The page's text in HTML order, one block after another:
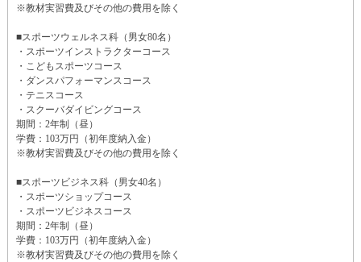
※教材実習費及びその他の費用を除く
■スポーツウェルネス科（男女80名）
・スポーツインストラクターコース
・こどもスポーツコース
・ダンスパフォーマンスコース
・テニスコース
・スクーバダイビングコース
期間：2年制（昼）
学費：103万円（初年度納入金）
※教材実習費及びその他の費用を除く
■スポーツビジネス科（男女40名）
・スポーツショップコース
・スポーツビジネスコース
期間：2年制（昼）
学費：103万円（初年度納入金）
※教材実習費及びその他の費用を除く